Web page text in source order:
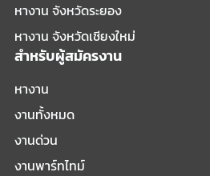
หางาน จังหวัดระยอง
หางาน จังหวัดเชียงใหม่
สำหรับผู้สมัครงาน
หางาน
งานทั้งหมด
งานด่วน
งานพาร์ทไทม์